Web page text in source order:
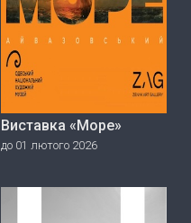
Виставка «Море»
до 01 лютого 2026